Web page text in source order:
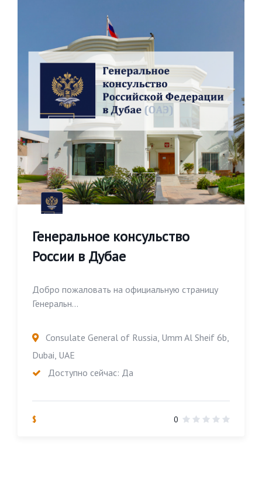
Генеральное консульство
России в Дубае
Добро пожаловать на официальную страницу
Генеральн...
Consulate General of Russia, Umm Al Sheif 6b,
Dubai, UAE
Доступно сейчас: Да
$ 0